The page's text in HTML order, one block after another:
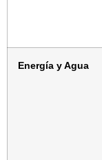
Energía y Agua